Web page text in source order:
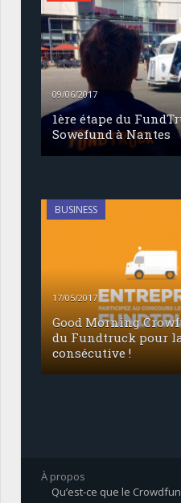
09/06/2017
1ère étape du
Sowefund à Nantes
BUSINESS
17/05/2017
Good Morning
du Fundtruck pour
consécutive !
À propos
Qu’est-ce que le